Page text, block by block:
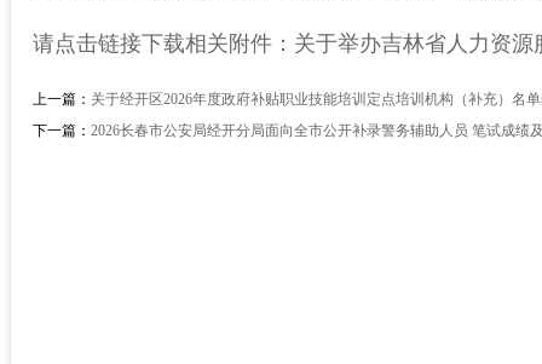
请点击链接下载相关附件： 关于举办吉林省人力资
上一篇： 关于经开区2026年度政府补贴职业技能培训定点培训机构（补充）名
下一篇： 2026长春市公安局经开分局面向全市公开补录警务辅助人员 笔试成绩